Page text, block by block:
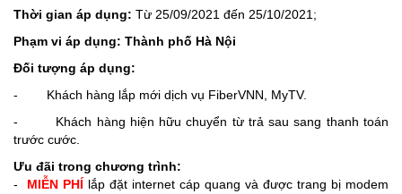
Thời gian áp dụng: Từ 25/09/2021 đến 25/10/2021;
Phạm vi áp dụng: Thành phố Hà Nội
Đối tượng áp dụng:
- Khách hàng lắp mới dịch vụ FiberVNN, MyTV.
- Khách hàng hiện hữu chuyển từ trả sau sang thanh toán
trước cước.
Ưu đãi trong chương trình:
-
MIỄN PHÍ lắp đặt internet cáp quang và được trang bị modem